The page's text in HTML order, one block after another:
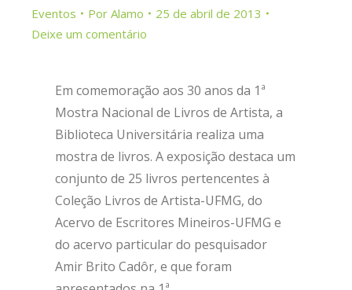
Eventos Por Alamo
25 de abril de 2013
Deixe um comentário
Em comemoração aos 30 anos da 1ª
Mostra Nacional de Livros de Artista, a
Biblioteca Universitária realiza uma
mostra de livros. A exposição destaca um
conjunto de 25 livros pertencentes à
Coleção Livros de Artista-UFMG, do
Acervo de Escritores Mineiros-UFMG e
do acervo particular do pesquisador
Amir Brito Cadôr, e que foram